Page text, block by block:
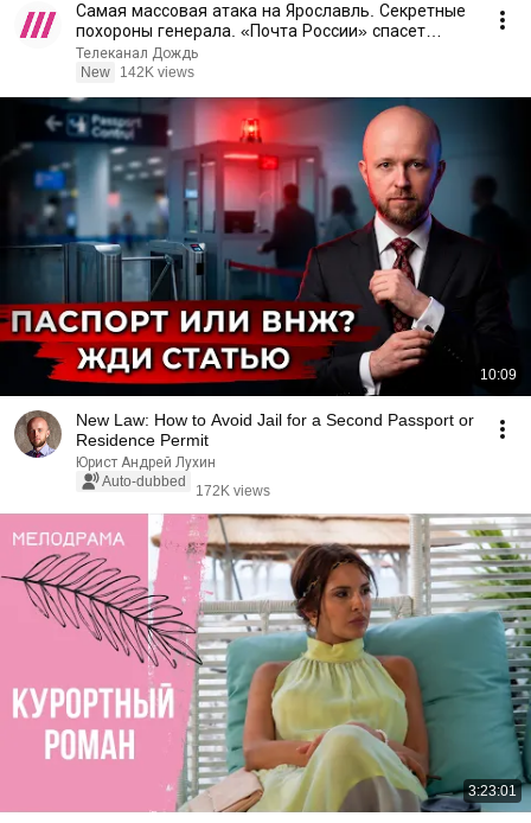
Самая массовая атака на Ярославль. Секретные
похороны генерала. «Почта России» спасет
Wildberries
Телеканал Дождь
New
142K views
10:09
New Law: How to Avoid Jail for a Second Passport or
Residence Permit
Юрист Андрей Лухин
Auto-dubbed
172K views
3:23:01